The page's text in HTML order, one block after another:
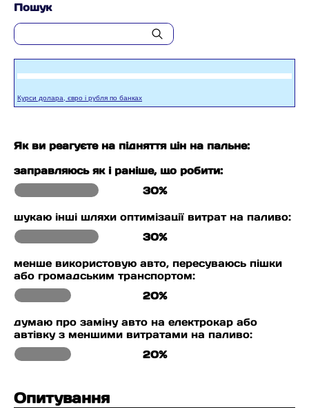
Пошук
Курси долара, євро і рубля по банках
Як ви реагуєте на підняття цін на пальне:
заправляюсь як і раніше, що робити:
30%
шукаю інші шляхи оптимізації витрат на паливо:
30%
менше використовую авто, пересуваюсь пішки
або громадським транспортом:
20%
думаю про заміну авто на електрокар або
автівку з меншими витратами на паливо:
20%
Опитування